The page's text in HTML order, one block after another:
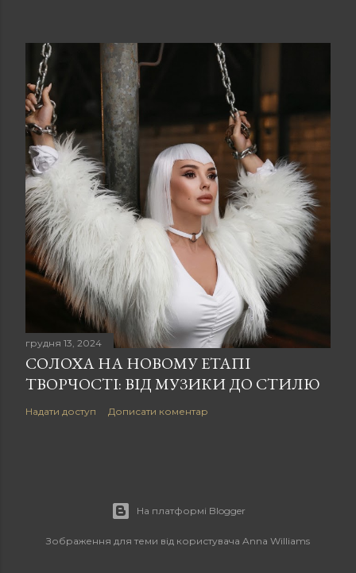
грудня 13, 2024
СОЛОХА НА НОВОМУ ЕТАПІ
ТВОРЧОСТІ: ВІД МУЗИКИ ДО СТИЛЮ
Надати доступ Дописати коментар
На платформі Blogger
Зображення для теми від користувача Anna Williams